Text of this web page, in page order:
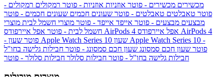
מכשירים מכשירים - פוטר אוזניות אוזניות - פוטר רמקולים רמקולים -
פוטר טאבלטים טאבלטים - פוטר שעונים חכמים שעונים חכמים - פוטר
מבצעים מבצעים - פוטר אייפד אייפד - פוטר מוצרי חשמל לבית מוצרי
חשמל לבית - פוטר אפל איירפודס AirPods 4 אפל איירפודס AirPods 4
- פוטר שעון Apple Watch Series 10 שעון Apple Watch Series 10 -
פוטר שעון חכם סמסונג שעון חכם סמסונג - פוטר חבילות גלישה בחו"ל
חבילות גלישה בחו"ל - פוטר חבילות סלולר חבילות סלולר - פוטר